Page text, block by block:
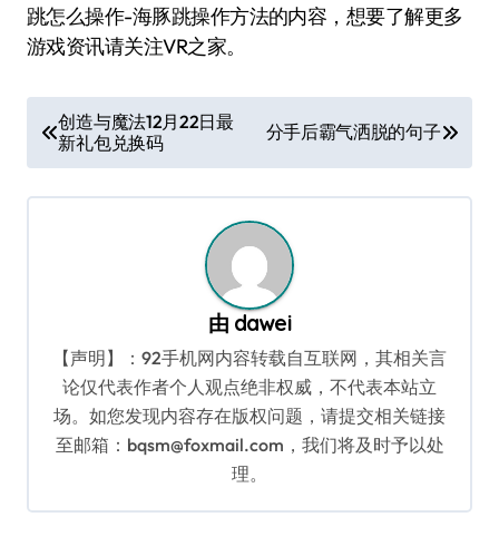
跳怎么操作-海豚跳操作方法的内容，想要了解更多
游戏资讯请关注VR之家。
章
导
创造与魔法12月22日最
新礼包兑换码
分手后霸气洒脱的句子
由 dawei
【声明】：92手机网内容转载自互联网，其相关言
论仅代表作者个人观点绝非权威，不代表本站立
场。如您发现内容存在版权问题，请提交相关链接
至邮箱：bqsm@foxmail.com，我们将及时予以处
理。